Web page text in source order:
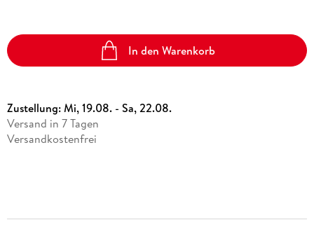
In den Warenkorb
Zustellung:Mi, 19.08. - Sa, 22.08.
Versand in 7 Tagen
Versandkostenfrei